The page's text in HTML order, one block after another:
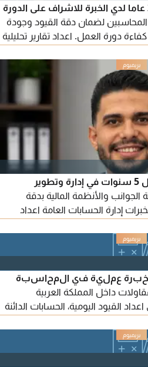
مدير حسابات مصري خبرة 20 عاما لدي الخبرة للاشراف على الدورة
المحاسبين لضمان دقة القيود وجودة
دورة العمل. اعداد تقارير تحليلية
والاتجاهات وتصميم نماذج
واعداد الموازنات التخطيطية
الاجل، وتقديم توصيات لتحسين
محاسب متمرس بخبرة تمتد ل 5 سنوات في إدارة وتطوير
الجوانب والأنظمة المالية بدقة
إدارة الحسابات العامة اعداد
ومتابعة حسابات الموردين والعملاء.
المالية، ميزان المراجعة، وتقارير
الضريبي اعداد الاقرارات الضريبية
عملية في المحاسبة
داخل المملكة العربية
القيود اليومية، الحسابات الدائنة
المقاولين والموردين. أجيد